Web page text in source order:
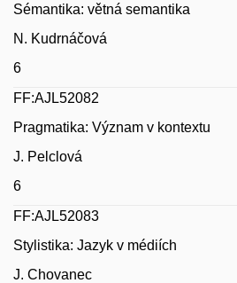
Sémantika: větná semantika
N. Kudrnáčová
6
FF:AJL52082
Pragmatika: Význam v kontextu
J. Pelclová
6
FF:AJL52083
Stylistika: Jazyk v médiích
J. Chovanec